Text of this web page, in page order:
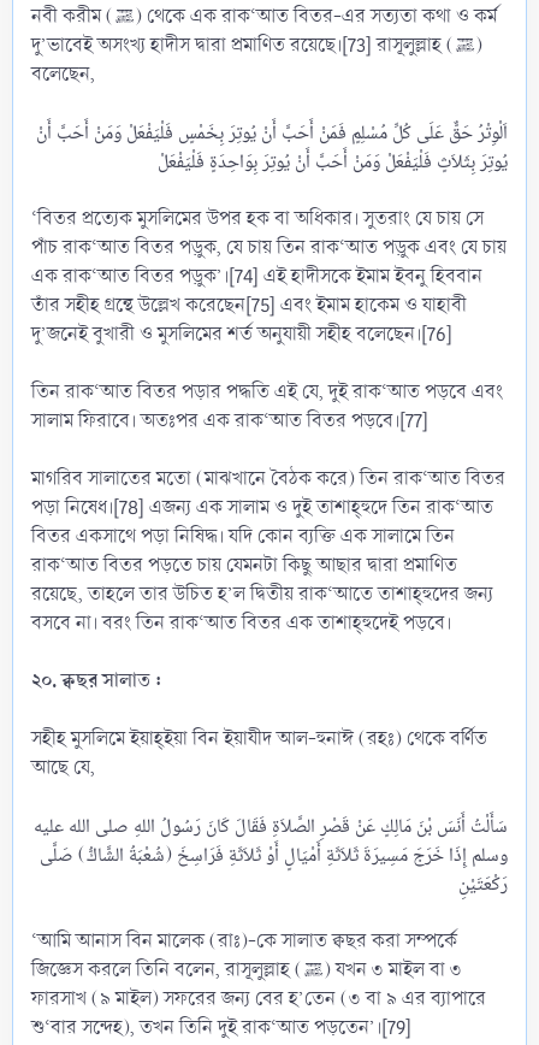
নবী করীম (ﷺ) থেকে এক রাক‘আত বিতর-এর সত্যতা কথা ও কর্ম
দু’ভাবেই অসংখ্য হাদীস দ্বারা প্রমাণিত রয়েছে।[73] রাসূলুল্লাহ (ﷺ)
বলেছেন,
اَلْوِتْرُ حَقٌّ عَلَى كُلِّ مُسْلِمٍ فَمَنْ أَحَبَّ أَنْ يُوتِرَ بِخَمْسٍ فَلْيَفْعَلْ وَمَنْ أَحَبَّ أَنْ
‘বিতর প্রত্যেক মুসলিমের উপর হক বা অধিকার। সুতরাং যে চায় সে
পাঁচ রাক‘আত বিতর পড়ুক, যে চায় তিন রাক‘আত পড়ুক এবং যে চায়
এক রাক‘আত বিতর পড়ুক’।[74] এই হাদীসকে ইমাম ইবনু হিববান
তাঁর সহীহ গ্রন্থে উল্লেখ করেছেন[75] এবং ইমাম হাকেম ও যাহাবী
দু’জনেই বুখারী ও মুসলিমের শর্ত অনুযায়ী সহীহ বলেছেন।[76]
তিন রাক‘আত বিতর পড়ার পদ্ধতি এই যে, দুই রাক‘আত পড়বে এবং
সালাম ফিরাবে। অতঃপর এক রাক‘আত বিতর পড়বে।[77]
মাগরিব সালাতের মতো (মাঝখানে বৈঠক করে) তিন রাক‘আত বিতর
পড়া নিষেধ।[78] এজন্য এক সালাম ও দুই তাশাহ্হুদে তিন রাক‘আত
বিতর একসাথে পড়া নিষিদ্ধ। যদি কোন ব্যক্তি এক সালামে তিন
রাক‘আত বিতর পড়তে চায় যেমনটা কিছু আছার দ্বারা প্রমাণিত
রয়েছে, তাহলে তার উচিত হ’ল দ্বিতীয় রাক‘আতে তাশাহ্হুদের জন্য
বসবে না। বরং তিন রাক‘আত বিতর এক তাশাহ্হুদেই পড়বে।
২০. ক্বছর সালাত :
সহীহ মুসলিমে ইয়াহ্ইয়া বিন ইয়াযীদ আল-হুনাঈ (রহঃ) থেকে বর্ণিত
আছে যে,
سَأَلْتُ أَنَسَ بْنَ مَالِكٍ عَنْ قَصْرِ الصَّلاَةِ فَقَالَ كَانَ رَسُولُ اللهِ صلى الله عليه
وسلم إِذَا خَرَجَ مَسِيرَةَ ثَلاَثَةِ أَمْيَالٍ أَوْ ثَلاَثَةِ فَرَاسِخَ (شُعْبَةُ الشَّاكُّ) صَلَّى
‘আমি আনাস বিন মালেক (রাঃ)-কে সালাত ক্বছর করা সম্পর্কে
জিজ্ঞেস করলে তিনি বলেন, রাসূলুল্লাহ (ﷺ) যখন ৩ মাইল বা ৩
ফারসাখ (৯ মাইল) সফরের জন্য বের হ’তেন (৩ বা ৯ এর ব্যাপারে
শু‘বার সন্দেহ), তখন তিনি দুই রাক‘আত পড়তেন’।[79]